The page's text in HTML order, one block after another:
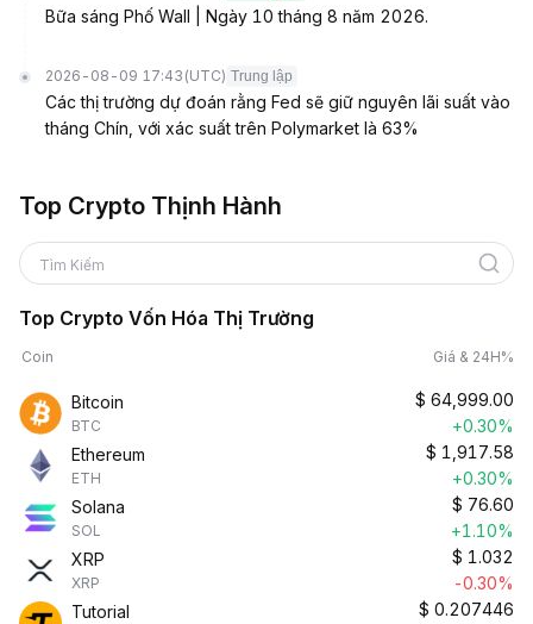
Bữa sáng Phố Wall | Ngày 10 tháng 8 năm 2026.
2026-08-09 17:43 (UTC) Trung lập
Các thị trường dự đoán rằng Fed sẽ giữ nguyên lãi suất vào
tháng Chín, với xác suất trên Polymarket là 63%
Top Crypto Thịnh Hành
Tìm Kiếm
Top Crypto Vốn Hóa Thị Trường
Coin Giá & 24H%
Bitcoin
BTC
$ 64,999.00
+0.30%
Ethereum
ETH
$ 1,917.58
+0.30%
Solana
SOL
$ 76.60
+1.10%
XRP
XRP
$ 1.032
-0.30%
Tutorial
$ 0.207446